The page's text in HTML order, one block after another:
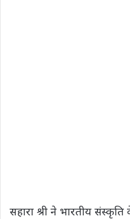
सहारा श्री ने भारतीय संस्कृति